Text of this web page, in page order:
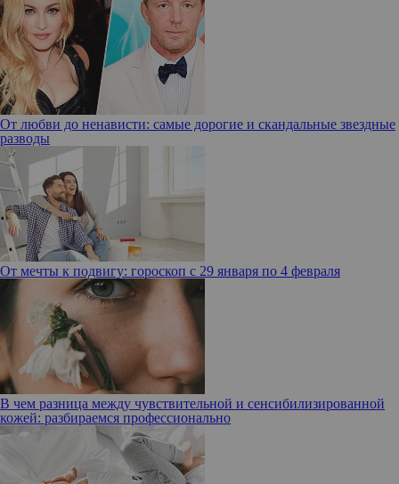
От любви до ненависти: самые дорогие и скандальные звездные
разводы
От мечты к подвигу: гороскоп с 29 января по 4 февраля
В чем разница между чувствительной и сенсибилизированной
кожей: разбираемся профессионально